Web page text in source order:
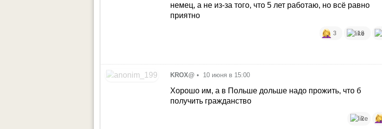
немец, а не из-за того, что 5 лет работаю, но всё равно
приятно
3 18
KROX@ • 10 июня в 15:00
Хорошо им, а в Польше дольше надо прожить, что б
получить гражданство
2